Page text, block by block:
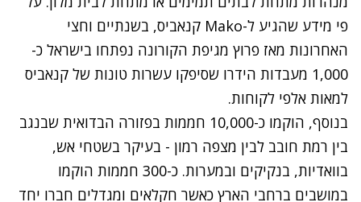
פי מידע שהגיע ל-Mako קנאביס, בשנתיים וחצי
האחרונות מאז פרוץ מגיפת הקורונה נפתחו בישראל כ-
1,000 מעבדות הידרו שסיפקו עשרות טונות של קנאביס
למאות אלפי לקוחות.
בנוסף, הוקמו כ-10,000 חממות בפזורה הבדואית שבנגב
בין רמת חובב לבין מצפה רמון - בעיקר בשטחי אש,
בוואדיות, בנקיקים ובמערות. כ-300 חממות הוקמו
במושבים ברחבי הארץ כאשר חקלאים ומגדלים חברו יחד